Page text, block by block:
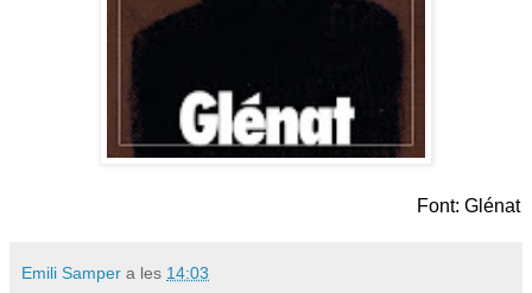
Font: Glénat
Emili Samper a les 14:03